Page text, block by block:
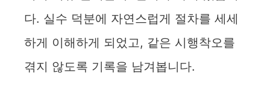
다. 실수 덕분에 자연스럽게 절차를 세세
하게 이해하게 되었고, 같은 시행착오를
겪지 않도록 기록을 남겨봅니다.